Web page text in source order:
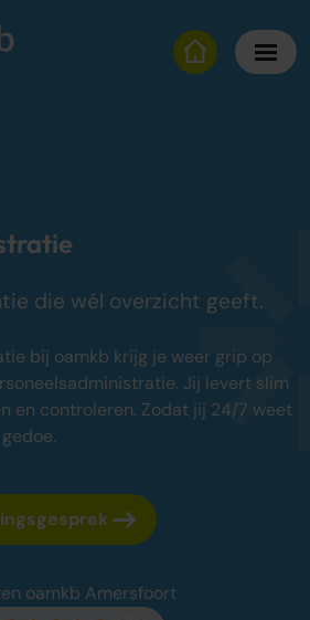
die wél overzicht geeft.
bij oamkb krijg je weer grip op
Jij levert slim
en controleren. Zodat jij 24/7 weet
oamkb Amersfoort